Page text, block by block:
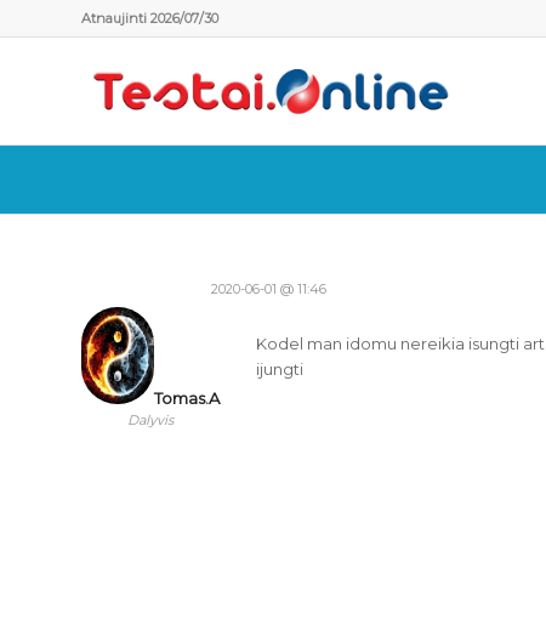
Atnaujinti 2026/07/30
2020-06-01 @ 11:46
Tomas.A
Dalyvis
Kodel man idomu nereikia isungti
ijungti